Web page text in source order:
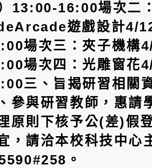
13:00-16:00場次二
遊戲設計4/
場次三：夾子機構
場次四：光雕窗花
三、旨揭研習相關
參與研習教師，惠請
原則下核予公(差)假
，請洽本校科技中心
。